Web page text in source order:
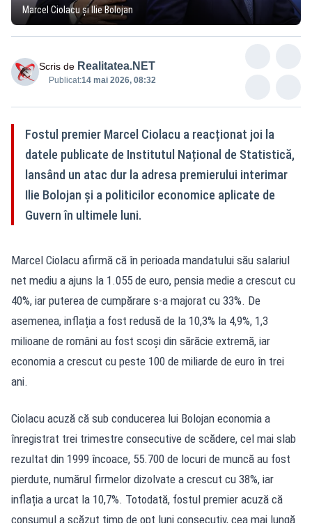
Marcel Ciolacu și Ilie Bolojan
Scris de Realitatea.NET
Publicat:14 mai 2026, 08:32
Fostul premier Marcel Ciolacu a reacționat joi la
datele publicate de Institutul Național de Statistică,
lansând un atac dur la adresa premierului interimar
Ilie Bolojan și a politicilor economice aplicate de
Guvern în ultimele luni.
Marcel Ciolacu afirmă că în perioada mandatului său salariul
net mediu a ajuns la 1.055 de euro, pensia medie a crescut cu
40%, iar puterea de cumpărare s-a majorat cu 33%. De
asemenea, inflația a fost redusă de la 10,3% la 4,9%, 1,3
milioane de români au fost scoși din sărăcie extremă, iar
economia a crescut cu peste 100 de miliarde de euro în trei
ani.
Ciolacu acuză că sub conducerea lui Bolojan economia a
înregistrat trei trimestre consecutive de scădere, cel mai slab
rezultat din 1999 încoace, 55.700 de locuri de muncă au fost
pierdute, numărul firmelor dizolvate a crescut cu 38%, iar
inflația a urcat la 10,7%. Totodată, fostul premier acuză că
consumul a scăzut timp de opt luni consecutiv, cea mai lungă